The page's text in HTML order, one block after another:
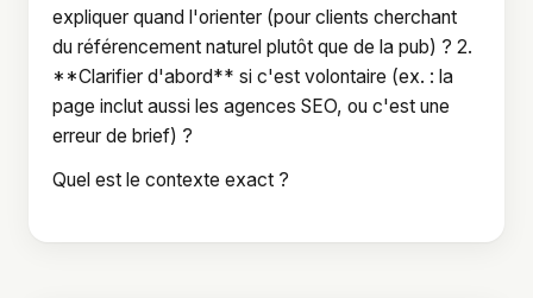
expliquer quand l'orienter (pour clients cherchant
du référencement naturel plutôt que de la pub) ? 2.
**Clarifier d'abord** si c'est volontaire (ex. : la
page inclut aussi les agences SEO, ou c'est une
erreur de brief) ?
Quel est le contexte exact ?